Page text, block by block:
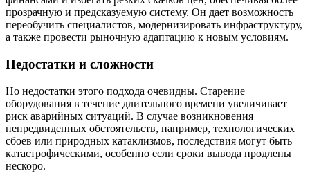
прозрачную и предсказуемую систему. Он дает возможность
переобучить специалистов, модернизировать инфраструктуру,
а также провести рыночную адаптацию к новым условиям.
Недостатки и сложности
Но недостатки этого подхода очевидны. Старение
оборудования в течение длительного времени увеличивает
риск аварийных ситуаций. В случае возникновения
непредвиденных обстоятельств, например, технологических
сбоев или природных катаклизмов, последствия могут быть
катастрофическими, особенно если сроки вывода продлены
нескоро.